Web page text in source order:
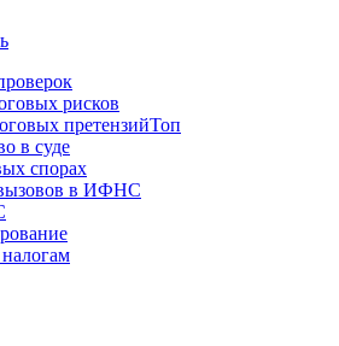
рисков
претензийТоп
в суде
спорах
в ИФНС